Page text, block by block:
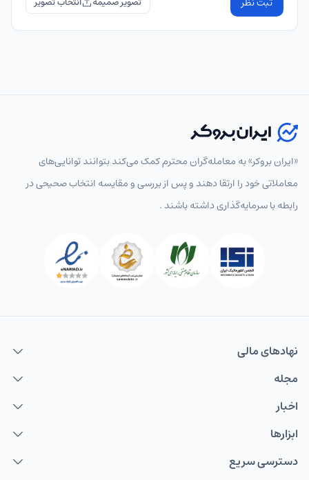
«ایران بروکر» به معامله‌گران محترم کمک می‌کند بتوانند توانایی‌های
معاملاتی خود را ارتقا دهند و پس از بررسی و مقایسه انتخاب‌ صحیحی در
رابطه با سرمایه‌گذاری داشته باشند .
نهاد‌های مالی
مجله
اخبار
ابزارها
دسترسی سریع